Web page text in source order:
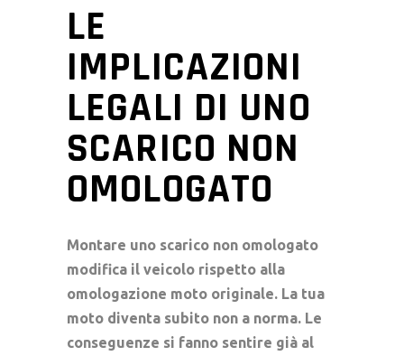
LE
IMPLICAZIONI
LEGALI DI UNO
SCARICO NON
OMOLOGATO
Montare uno scarico non omologato
modifica il veicolo rispetto alla
omologazione moto originale. La tua
moto diventa subito non a norma. Le
conseguenze si fanno sentire già al